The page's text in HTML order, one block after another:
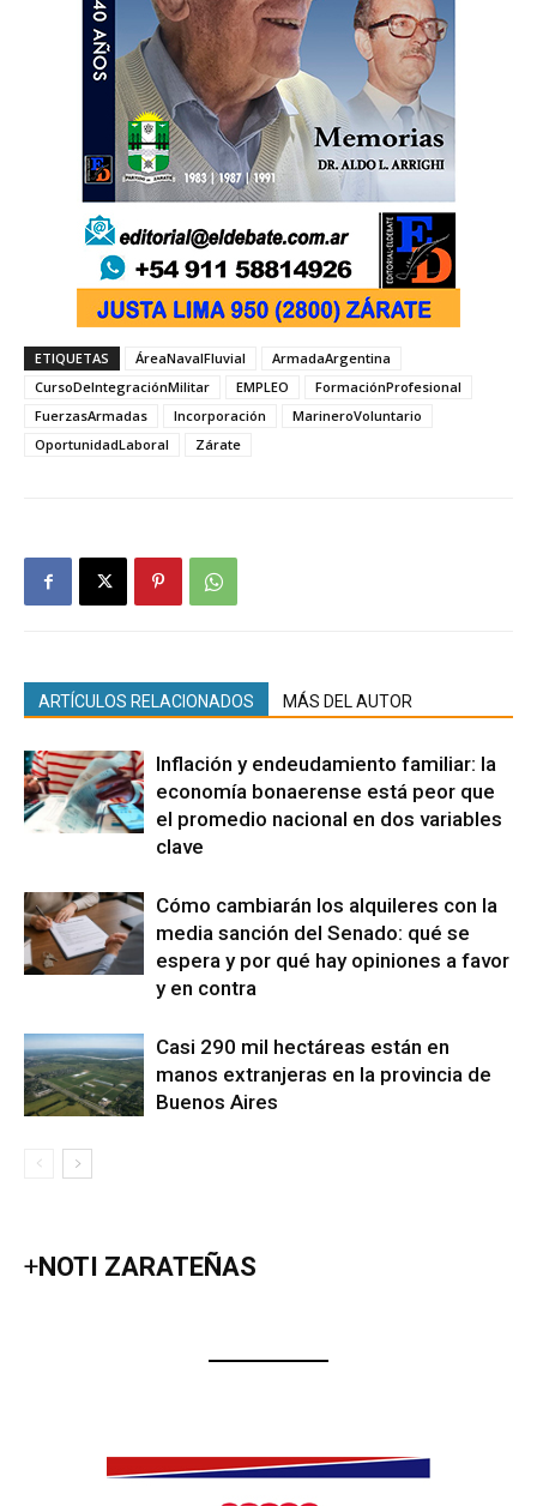
ETIQUETAS ÁreaNavalFluvial
ArmadaArgentina
CursoDeIntegraciónMilitar
EMPLEO
FormaciónProfesional
FuerzasArmadas
Incorporación
MarineroVoluntario
OportunidadLaboral
Zárate
ARTÍCULOS RELACIONADOS MÁS DEL AUTOR
Inflación y endeudamiento familiar: la
economía bonaerense está peor que
el promedio nacional en dos variables
clave
Cómo cambiarán los alquileres con la
media sanción del Senado: qué se
espera y por qué hay opiniones a favor
y en contra
Casi 290 mil hectáreas están en
manos extranjeras en la provincia de
Buenos Aires
+NOTI ZARATEÑAS